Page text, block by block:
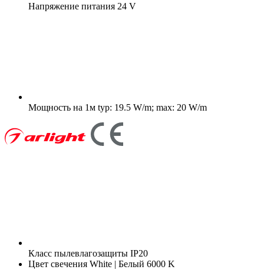
Напряжение питания 24 V
Мощность на 1м typ: 19.5 W/m; max: 20 W/m
Класс пылевлагозащиты IP20
Цвет свечения White | Белый 6000 K